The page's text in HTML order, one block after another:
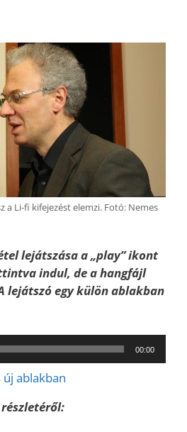
a Li-fi kifejezést elemzi. Fotó: Nemes
lejátszása a „play” ikont
indul, de a hangfájl
lejátszó egy külön ablakban
00:00
ablakban
részletéről: